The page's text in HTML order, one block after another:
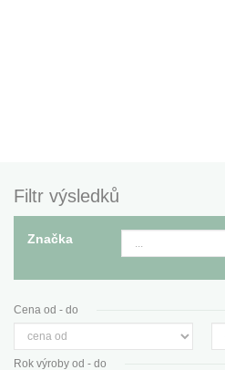
Filtr výsledků
Značka
Cena od - do
Rok výroby od - do